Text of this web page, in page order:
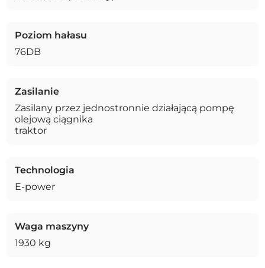
Poziom hałasu
76DB
Zasilanie
Zasilany przez jednostronnie działającą pompę
olejową ciągnika
traktor
Technologia
E-power
Waga maszyny
1930 kg